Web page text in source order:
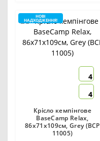
НОВІ
НАДХОДЖЕННЯ!
4
4
Крісло кемпінгове
BaseCamp Relax,
86х71х109см, Grey (BCP
11005)